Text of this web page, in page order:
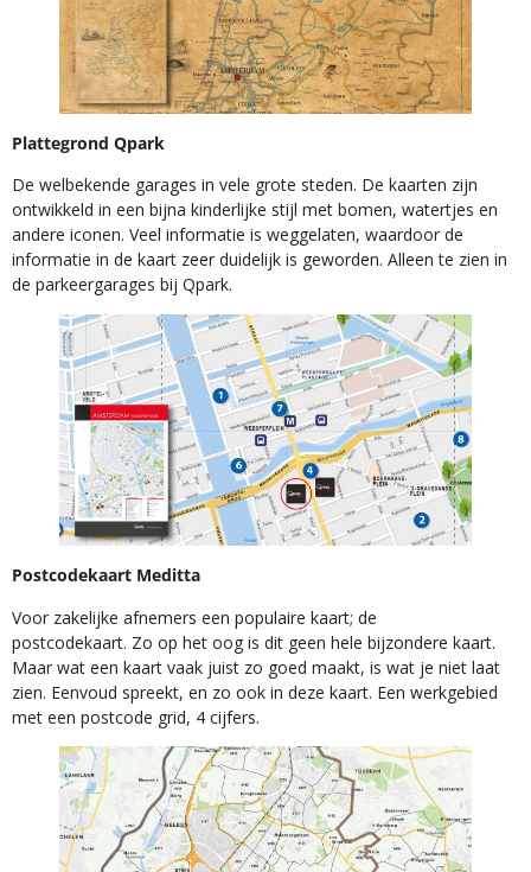
Plattegrond Qpark
De welbekende garages in vele grote steden. De kaarten zijn
ontwikkeld in een bijna kinderlijke stijl met bomen, watertjes en
andere iconen. Veel informatie is weggelaten, waardoor de
informatie in de kaart zeer duidelijk is geworden. Alleen te zien in
de parkeergarages bij Qpark.
Postcodekaart Meditta
Voor zakelijke afnemers een populaire kaart; de
postcodekaart. Zo op het oog is dit geen hele bijzondere kaart.
Maar wat een kaart vaak juist zo goed maakt, is wat je niet laat
zien. Eenvoud spreekt, en zo ook in deze kaart. Een werkgebied
met een postcode grid, 4 cijfers.